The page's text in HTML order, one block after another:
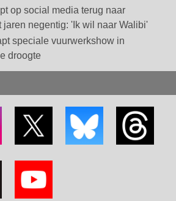
op social media terug naar
negentig: 'Ik wil naar Walibi'
speciale vuurwerkshow in
droogte